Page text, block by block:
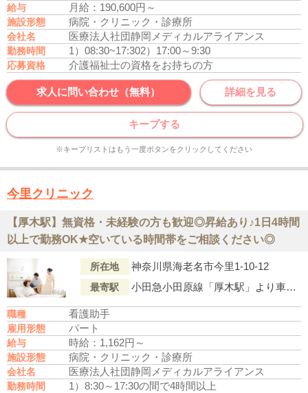
給与 月給：190,600円～
施設形態 病院・クリニック・診療所
会社名 医療法人社団静岡メディカルアライアンス
勤務時間 1）08:30~17:302）17:00～9:30
応募資格 介護福祉士の資格をお持ちの方
求人に問い合わせ（無料） 詳細を見る
キープする
※キープリストはもう一度ボタンをクリックしてください
今里クリニック
【厚木駅】無資格・未経験の方も歓迎◎昇給あり♪1日4時間
以上で勤務OK★空いている時間帯をご相談ください◎
所在地 神奈川県海老名市今里1-10-12
最寄駅 小田急小田原線「厚木駅」より車で7分
職種 看護助手
雇用形態 パート
給与 時給：1,162円～
施設形態 病院・クリニック・診療所
会社名 医療法人社団静岡メディカルアライアンス
勤務時間 1）8:30～17:30の間で4時間以上